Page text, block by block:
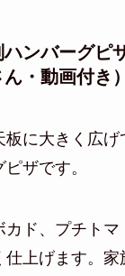
ンバーグピ
・動画付き）
に大きく広げ
ザです。
カド、プチトマ
仕上げます。家